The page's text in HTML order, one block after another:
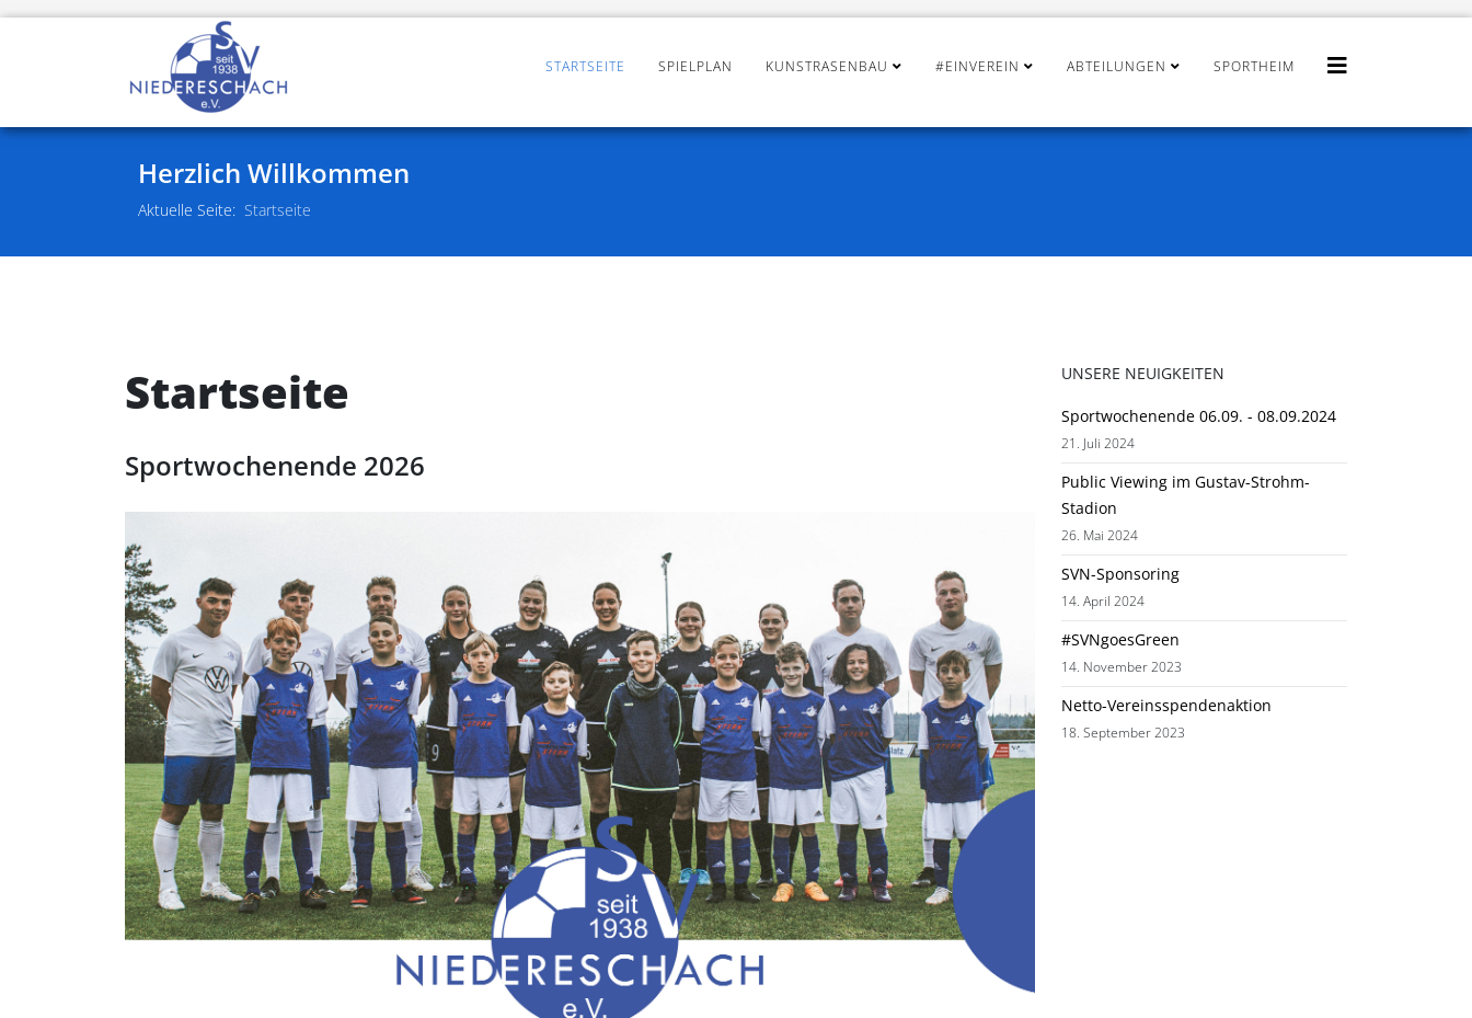
STARTSEITE SPIELPLAN KUNSTRASENBAU #EINVEREIN ABTEILUNGEN SPORTHEIM
Herzlich Willkommen
Aktuelle Seite: Startseite
Startseite
Sportwochenende 2026
UNSERE NEUIGKEITEN
Sportwochenende 06.09. - 08.09.2024
21. Juli 2024
Public Viewing im Gustav-Strohm-
Stadion
26. Mai 2024
SVN-Sponsoring
14. April 2024
#SVNgoesGreen
14. November 2023
Netto-Vereinsspendenaktion
18. September 2023